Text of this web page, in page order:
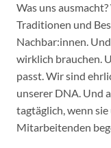
Was uns
Traditionen und
Nachbar:innen.
wirklich brauchen.
passt. Wir sind
unserer DNA. Und
tagtäglich, wenn
Mitarbeitenden